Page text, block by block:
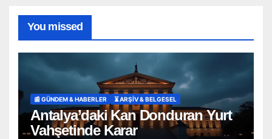
You missed
📰 GÜNDEM & HABERLER ⏳ ARŞİV & BELGESEL
Antalya’daki Kan Donduran Yurt
Vahşetinde Karar